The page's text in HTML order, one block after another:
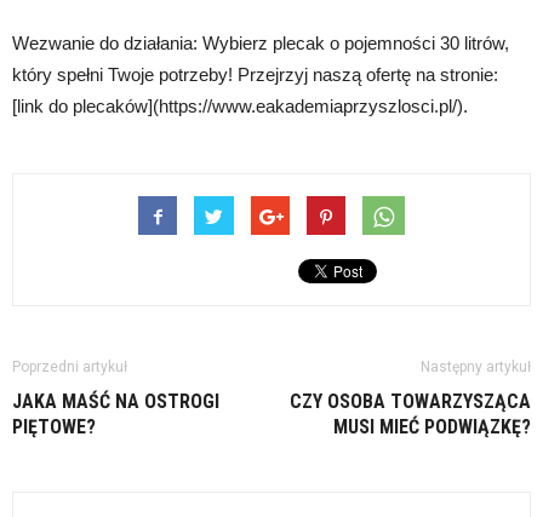
Wezwanie do działania: Wybierz plecak o pojemności 30 litrów,
który spełni Twoje potrzeby! Przejrzyj naszą ofertę na stronie:
[link do plecaków](https://www.eakademiaprzyszlosci.pl/).
Poprzedni artykuł
JAKA MAŚĆ NA OSTROGI
PIĘTOWE?
Następny artykuł
CZY OSOBA TOWARZYSZĄCA
MUSI MIEĆ PODWIĄZKĘ?